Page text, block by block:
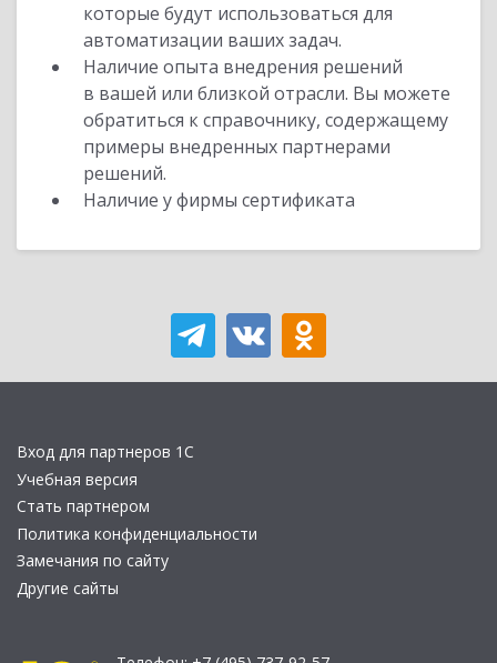
которые будут использоваться для
автоматизации ваших задач.
Наличие опыта внедрения решений
в вашей или близкой отрасли. Вы можете
обратиться к справочнику, содержащему
примеры внедренных партнерами
решений.
Наличие у фирмы сертификата
Вход для партнеров 1С
Учебная версия
Стать партнером
Политика конфиденциальности
Замечания по сайту
Другие сайты